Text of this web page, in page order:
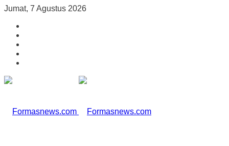
Jumat, 7 Agustus 2026